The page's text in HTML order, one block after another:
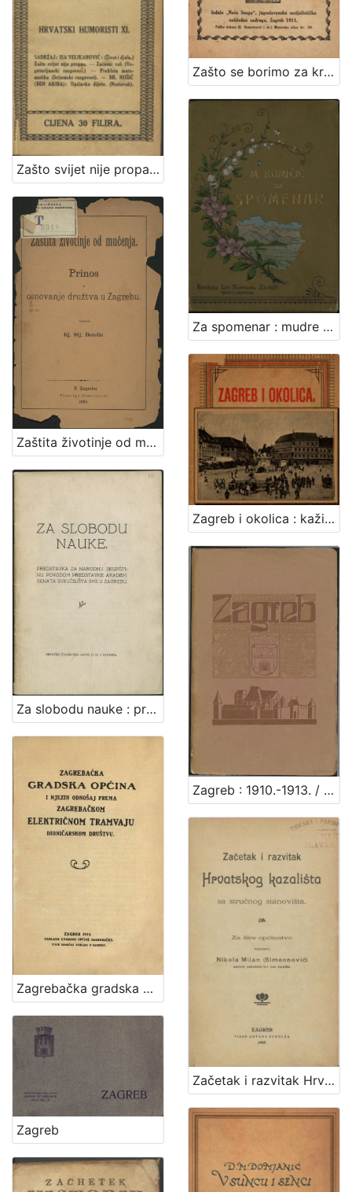
Zašto svijet nije propao i druge šaljive pripovijesti iz Srijema / Isa Velikanović
Zašto se borimo za kraće radno vrijeme? : jedan zadatak radničkih strukovnih organizacija / obradio V. Bukšeg
Zaštita životinje od mučenja : prinos za osnovanje družtva u Zagrebu / sastavio Gj. Stj. Dežalić
Za spomenar : mudre izreke iz naše književnosti / pribrala Marija Kumičić. Zagreb, [1896]. [Knjiga]
Za slobodu nauke : predstavka za Narodnu skupštinu povodom predstavke Akadem. senata Sveučilišta SHS u Zagrebu / [Branko Vodnik ... et al.]
Zagreb i okolica : kažiput za urodjenike i strance : sa 43 slike i 2 nacrta / složio A. Hudovski
Zagrebačka gradska općina i njezin odnošaj prema Zagrebačkom električnom tramvaju dioničarskom društvu
Zagreb : 1910.-1913. / [napisao Vjekoslav Klaić]
Zagreb
Začetak i razvitak Hrvatskog kazališta sa stručnog stanovišta : za šire općinstvo / napisao Nikola Milan (Simeonović)